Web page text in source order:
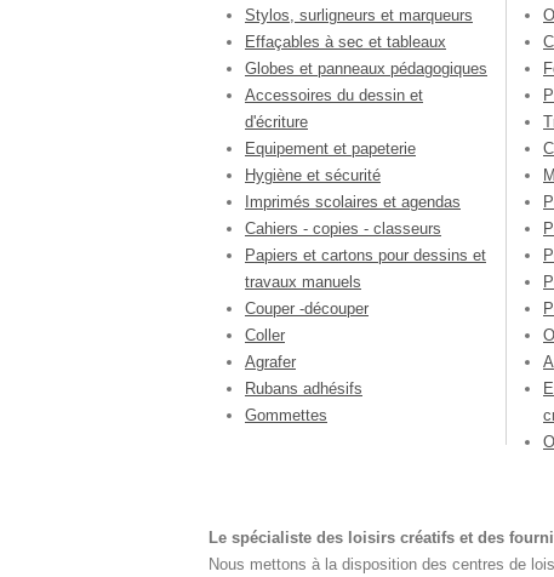
Stylos, surligneurs et marqueurs
Effaçables à sec et tableaux
Globes et panneaux pédagogiques
Accessoires du dessin et
d'écriture
Equipement et papeterie
Hygiène et sécurité
Imprimés scolaires et agendas
Cahiers - copies - classeurs
Papiers et cartons pour dessins et
travaux manuels
Couper -découper
Coller
Agrafer
Rubans adhésifs
Gommettes
Le spécialiste des loisirs créatifs et des
Nous mettons à la disposition des centres de